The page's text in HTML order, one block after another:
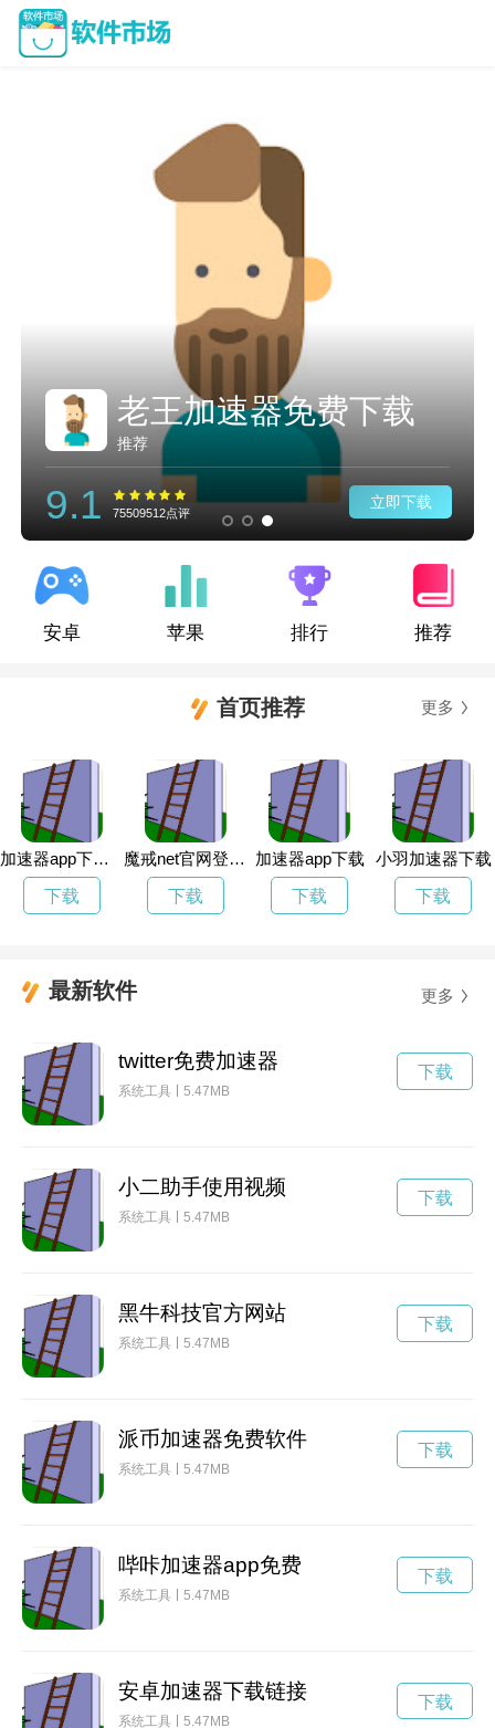
海欧加速器怎么样
推荐
75509512点评
立即下载 9.1
安卓 苹果 排行 推荐
首页推荐 更多
加速器app下载免费
下载
魔戒net官网登录入口
下载
加速器app下载
下载
小羽加速器下载
下载
最新软件 更多
twitter免费加速器
系统工具 5.47MB
下载
小二助手使用视频
系统工具 5.47MB
下载
黑牛科技官方网站
系统工具 5.47MB
下载
派币加速器免费软件
系统工具 5.47MB
下载
哔咔加速器app免费
系统工具 5.47MB
下载
安卓加速器下载链接
系统工具 5.47MB
下载